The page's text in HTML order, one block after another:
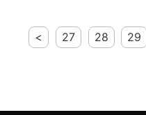
< 27 28 29